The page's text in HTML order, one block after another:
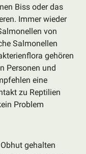
Biss oder das
Immer wieder
von
Salmonellen
gehören
Personen und
eine
zu Reptilien
Problem
gehalten